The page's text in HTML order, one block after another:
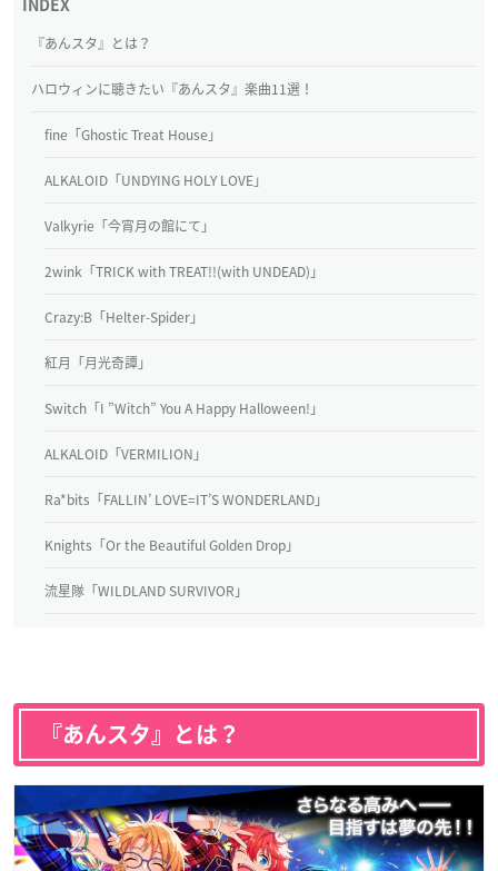
『あんスタ』とは？
ハロウィンに聴きたい『あんスタ』楽曲11選！
fine「Ghostic Treat House」
ALKALOID「UNDYING HOLY LOVE」
Valkyrie「今宵月の館にて」
2wink「TRICK with TREAT!!(with UNDEAD)」
Crazy:B「Helter-Spider」
紅月「月光奇譚」
Switch「I ”Witch” You A Happy Halloween!」
ALKALOID「VERMILION」
Ra*bits「FALLIN’ LOVE=IT’S WONDERLAND」
Knights「Or the Beautiful Golden Drop」
流星隊「WILDLAND SURVIVOR」
『あんスタ』とは？